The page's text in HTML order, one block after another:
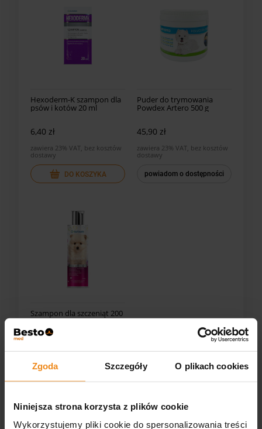
Zgoda Szczegóły O plikach cookies
Niniejsza strona korzysta z plików cookie
Wykorzystujemy pliki cookie do spersonalizowania treści
Hexoderm-K szampon dla
psów i kotów 20 ml
6,40 zł
zawiera 23% VAT, bez kosztów
dostawy
DO KOSZYKA
Puder do trymowania
Powdex Artero 500 g
45,90 zł
zawiera 23% VAT, bez kosztów
dostawy
powiadom o dostępności
Szampon dla szczeniąt 200
ml Eurowet
zawiera 23.00% VAT, bez
kosztów dostawy